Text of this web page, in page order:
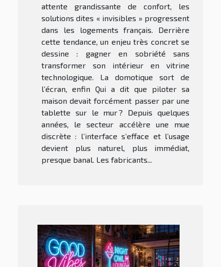
attente grandissante de confort, les
solutions dites « invisibles » progressent
dans les logements français. Derrière
cette tendance, un enjeu très concret se
dessine : gagner en sobriété sans
transformer son intérieur en vitrine
technologique. La domotique sort de
l’écran, enfin Qui a dit que piloter sa
maison devait forcément passer par une
tablette sur le mur ? Depuis quelques
années, le secteur accélère une mue
discrète : l’interface s’efface et l’usage
devient plus naturel, plus immédiat,
presque banal. Les fabricants...